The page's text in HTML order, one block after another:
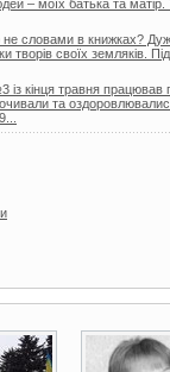
– моїх батька та
словами в книжках?
творів своїх земляків.
із кінця травня
та
3 фото